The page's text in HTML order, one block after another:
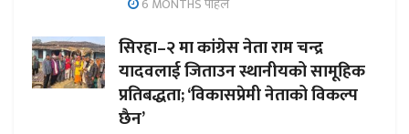
सिरहा–२ मा कांग्रेस नेता राम चन्द्र
यादवलाई जिताउन स्थानीयको सामूहिक
प्रतिबद्धता; ‘विकासप्रेमी नेताको विकल्प
छैन’